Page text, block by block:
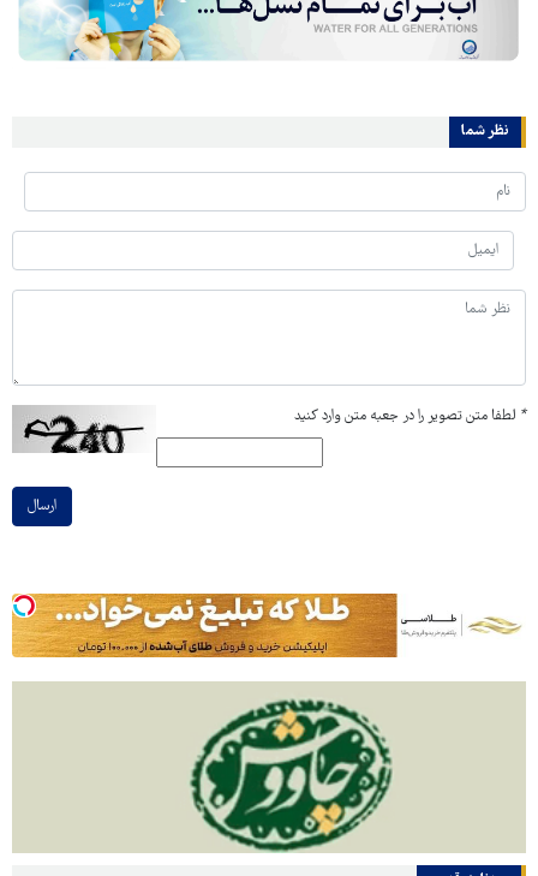
نظر شما
* لطفا متن تصویر را در جعبه متن وارد کنید
ارسال